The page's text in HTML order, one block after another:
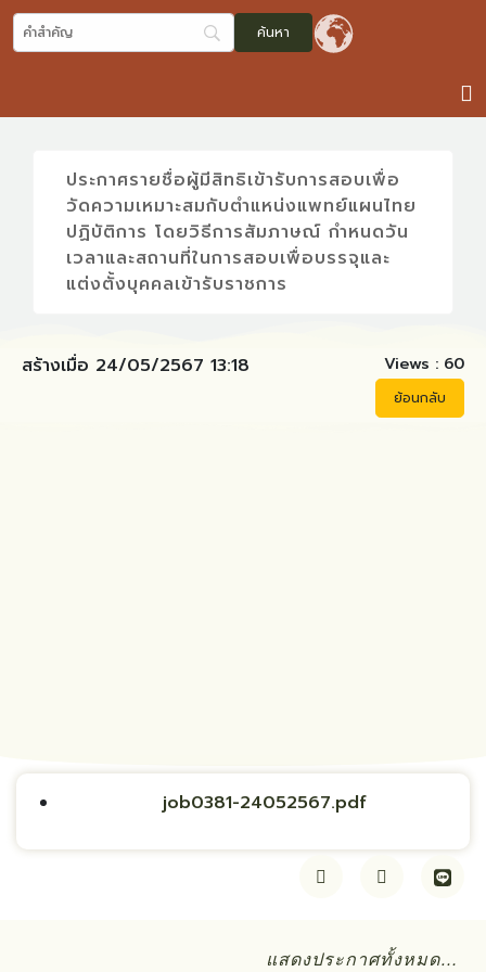
ประกาศรายชื่อผู้มีสิทธิเข้ารับการสอบเพื่อ
วัดความเหมาะสมกับตำแหน่งแพทย์แผนไทย
ปฏิบัติการ โดยวิธีการสัมภาษณ์ กำหนดวัน
เวลาและสถานที่ในการสอบเพื่อบรรจุและ
แต่งตั้งบุคคลเข้ารับราชการ
สร้างเมื่อ 24/05/2567 13:18 Views : 60
ย้อนกลับ
job0381-24052567.pdf
แสดงประกาศทั้งหมด…